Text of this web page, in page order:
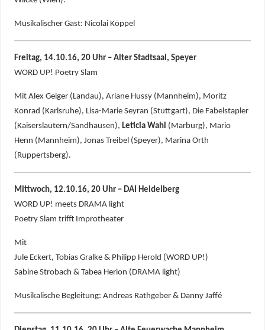
Musikalischer Gast: Nicolai Köppel
Freitag, 14.10.16, 20 Uhr – Alter Stadtsaal, Speyer
WORD UP! Poetry Slam
Mit Alex Geiger (Landau), Ariane Hussy (Mannheim), Moritz
Konrad (Karlsruhe), Lisa-Marie Seyran (Stuttgart), Die Fabelstapler
(Kaiserslautern/Sandhausen), Leticia Wahl (Marburg), Mario
Henn (Mannheim), Jonas Treibel (Speyer), Marina Orth
(Ruppertsberg).
Mittwoch, 12.10.16, 20 Uhr – DAI Heidelberg
WORD UP! meets DRAMA light
Poetry Slam trifft Improtheater
Mit
Jule Eckert, Tobias Gralke & Philipp Herold (WORD UP!)
Sabine Strobach & Tabea Herion (DRAMA light)
Musikalische Begleitung: Andreas Rathgeber & Danny Jaffé